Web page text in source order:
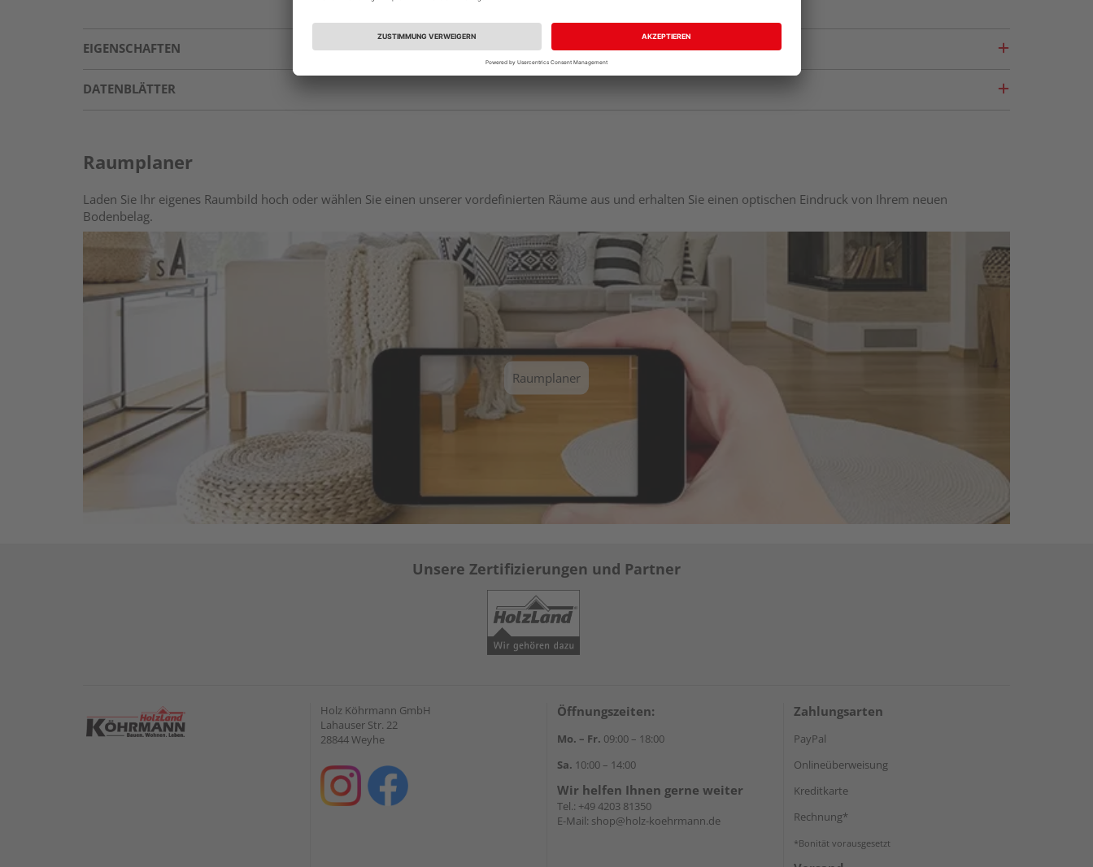
EIGENSCHAFTEN
DATENBLÄTTER
Raumplaner
Laden Sie Ihr eigenes Raumbild hoch oder wählen Sie einen unserer vordefinierten Räume aus und erhalten Sie einen optischen Eindruck von Ihrem neuen
Bodenbelag.
Raumplaner
Unsere Zertifizierungen und Partner
Holz Köhrmann GmbH
Lahauser Str. 22
28844 Weyhe
Öffnungszeiten:
Mo. – Fr. 09:00 – 18:00
Sa. 10:00 – 14:00
Wir helfen Ihnen gerne weiter
Tel.: +49 4203 81350
E-Mail: shop@holz-koehrmann.de
Zahlungsarten
PayPal
Onlineüberweisung
Kreditkarte
Rechnung*
*Bonität vorausgesetzt